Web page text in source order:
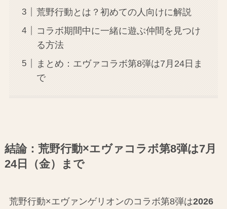
荒野行動とは？初めての人向けに解説
コラボ期間中に一緒に遊ぶ仲間を見つけ
る方法
まとめ：エヴァコラボ第8弾は7月24日ま
で
結論：荒野行動×エヴァコラボ第8弾は7月
24日（金）まで
荒野行動×エヴァンゲリオンのコラボ第8弾は2026